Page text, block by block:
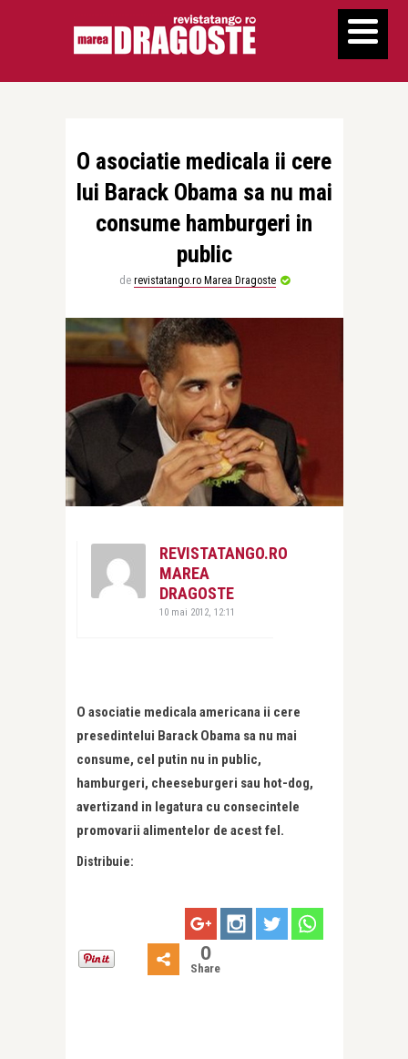
O asociatie medicala ii cere
lui Barack Obama sa nu mai
consume hamburgeri in
public
de revistatango.ro Marea Dragoste
REVISTATANGO.RO
MAREA
DRAGOSTE
10 mai 2012, 12:11
O asociatie medicala americana ii cere
presedintelui Barack Obama sa nu mai
consume, cel putin nu in public,
hamburgeri, cheeseburgeri sau hot-dog,
avertizand in legatura cu consecintele
promovarii alimentelor de acest fel.
Distribuie:
0
Share